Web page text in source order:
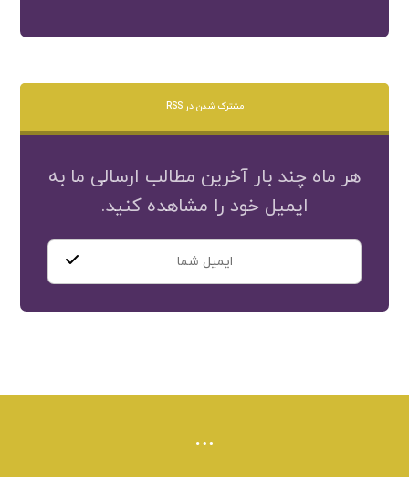
مشترک شدن در RSS
هر ماه چند بار آخرین مطالب ارسالی ما به
ایمیل خود را مشاهده کنید.